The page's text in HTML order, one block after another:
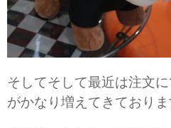
そしてそして最近は注文
がかなり増えてきており